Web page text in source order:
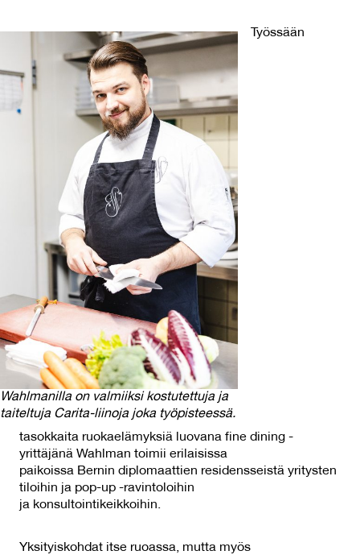
Wahlmanilla on valmiiksi kostutettuja ja
taiteltuja Carita-liinoja joka työpisteessä.
Työssään
tasokkaita ruokaelämyksiä luovana fine dining -
yrittäjänä Wahlman toimii erilaisissa
paikoissa Bernin diplomaattien residensseistä yritysten
tiloihin ja pop-up -ravintoloihin
ja konsultointikeikkoihin.
Yksityiskohdat itse ruoassa, mutta myös